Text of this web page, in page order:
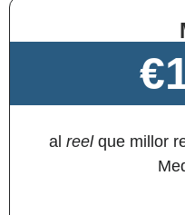
al reelque millor